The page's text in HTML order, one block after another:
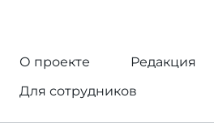
О проекте
Редакция
Для сотрудников